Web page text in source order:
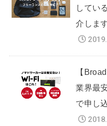
してい
介しま
【
業界最
で申し